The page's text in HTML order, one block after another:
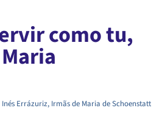
como tu,
Maria
Inés Errázuriz, Irmãs de Maria de Schoenstatt